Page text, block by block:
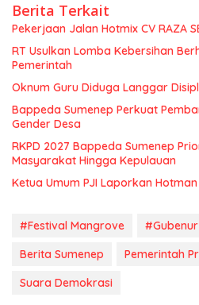
Berita Terkait
Pekerjaan Jalan Hotmix CV RAZA
RT Usulkan Lomba Kebersihan
Pemerintah
Oknum Guru Diduga Langgar
Bappeda Sumenep Perkuat
Gender Desa
RKPD 2027 Bappeda Sumenep
Masyarakat Hingga Kepulauan
Ketua Umum PJI Laporkan Hotman
#Festival Mangrove
Berita Sumenep
Pemerintah
Suara Demokrasi